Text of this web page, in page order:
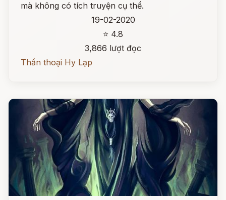
mà không có tích truyện cụ thể.
19-02-2020
⭐ 4.8
3,866 lượt đọc
Thần thoại Hy Lạp